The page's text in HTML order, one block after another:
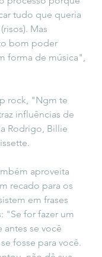
tudo que queria
Mas
bom poder
forma de música",
rock, "Ngm te
influências de
Rodrigo, Billie
aproveita
recado para os
em frases
"Se for fazer um
antes se você
fosse para você.